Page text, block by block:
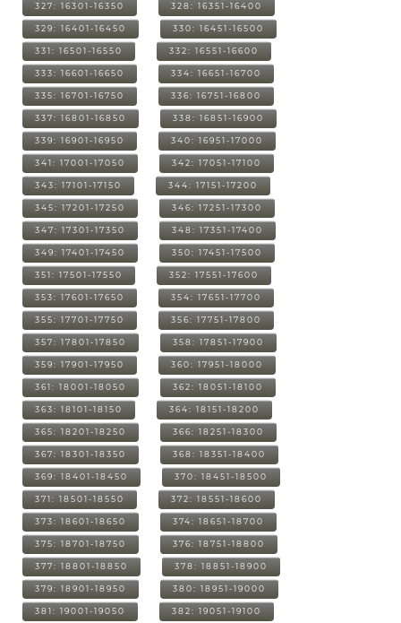
327: 16301-16350 328: 16351-16400
329: 16401-16450 330: 16451-16500
331: 16501-16550 332: 16551-16600
333: 16601-16650 334: 16651-16700
335: 16701-16750 336: 16751-16800
337: 16801-16850 338: 16851-16900
339: 16901-16950 340: 16951-17000
341: 17001-17050 342: 17051-17100
343: 17101-17150 344: 17151-17200
345: 17201-17250 346: 17251-17300
347: 17301-17350 348: 17351-17400
349: 17401-17450 350: 17451-17500
351: 17501-17550 352: 17551-17600
353: 17601-17650 354: 17651-17700
355: 17701-17750 356: 17751-17800
357: 17801-17850 358: 17851-17900
359: 17901-17950 360: 17951-18000
361: 18001-18050 362: 18051-18100
363: 18101-18150 364: 18151-18200
365: 18201-18250 366: 18251-18300
367: 18301-18350 368: 18351-18400
369: 18401-18450 370: 18451-18500
371: 18501-18550 372: 18551-18600
373: 18601-18650 374: 18651-18700
375: 18701-18750 376: 18751-18800
377: 18801-18850 378: 18851-18900
379: 18901-18950 380: 18951-19000
381: 19001-19050 382: 19051-19100